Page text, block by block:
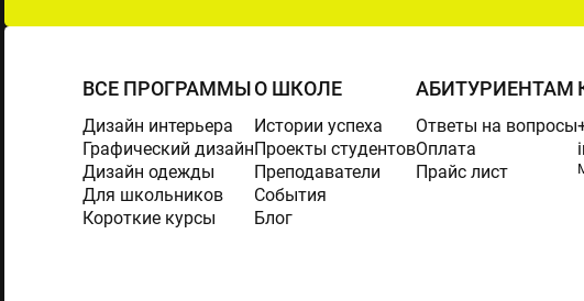
ВСЕ ПРОГРАММЫ
Дизайн интерьера
Графический дизайн
Дизайн одежды
Для школьников
Короткие курсы
О ШКОЛЕ
Истории успеха
Проекты студентов
Преподаватели
События
Блог
АБИТУРИЕНТАМ
Ответы на вопросы
Оплата
Прайс лист